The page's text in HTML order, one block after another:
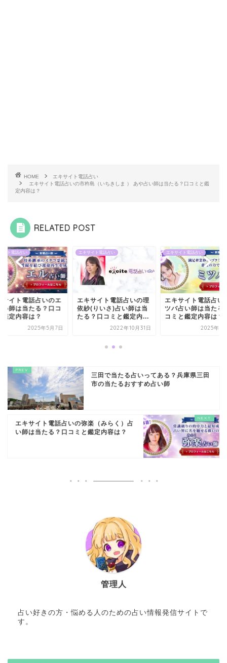
HOME
エキサイト電話占い
エキサイト電話占いの市杵島（いちきしま ） あや占い師は当たる？口コミと鑑
定内容は？
RELATED POST
イト電話占い
サイト電話占いのエ
い師は当たる？口コ
鑑定内容は？
2025年5月7日
エキサイト電話占い
エキサイト電話占いの理
依紗(りいさ)占い師は当
たる？口コミと鑑定内...
2022年10月31日
エキサイト電話占い
エキサイト電話占い
ツバ占い師は当たる
コミと鑑定内容は？
2025年1
三田で当たる占いってある？兵庫県三田
市の当たるおすすめ占い師
エキサイト電話占いの弥楽（みらく）占
い師は当たる？口コミと鑑定内容は？
管理人
占い好きの方・悩める人のための占い情報発信サイトで
す。